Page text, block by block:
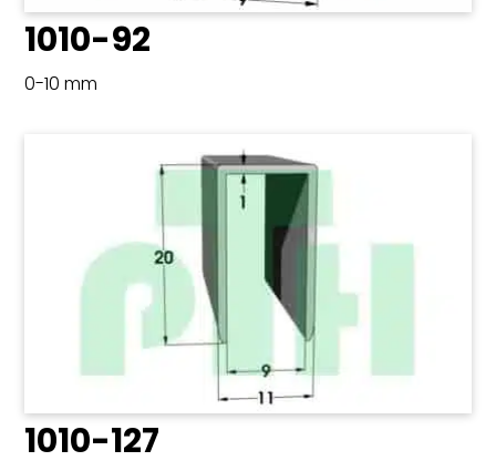
1010-92
0-10 mm
1010-127